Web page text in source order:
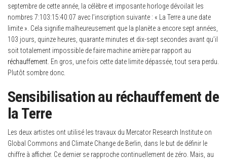
septembre de cette année, la célèbre et imposante horloge dévoilait les
nombres 7:103:15:40:07 avec l’inscription suivante : « La Terre a une date
limite ». Cela signifie malheureusement que la planète a encore sept années,
103 jours, quinze heures, quarante minutes et dix-sept secondes avant qu’il
soit totalement impossible de faire machine arrière par rapport au
réchauffement . En gros, une fois cette date limite dépassée, tout sera perdu.
Plutôt sombre donc.
Sensibilisation au réchauffement de
la Terre
Les deux artistes ont utilisé les travaux du Mercator Research Institute on
Global Commons and Climate Change de Berlin, dans le but de définir le
chiffre à afficher. Ce dernier se rapproche continuellement de zéro. Mais, au